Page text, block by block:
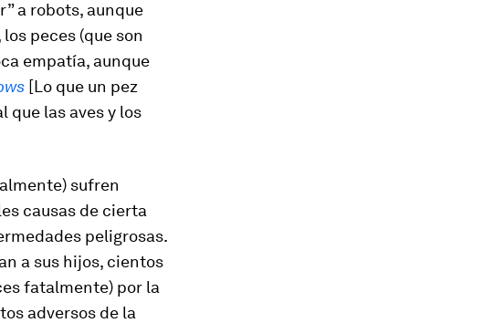
a robots, aunque
peces (que son
empatía, aunque
[Lo que un pez
que las aves y los
sufren
causas de cierta
peligrosas.
a sus hijos, cientos
fatalmente) por la
adversos de la